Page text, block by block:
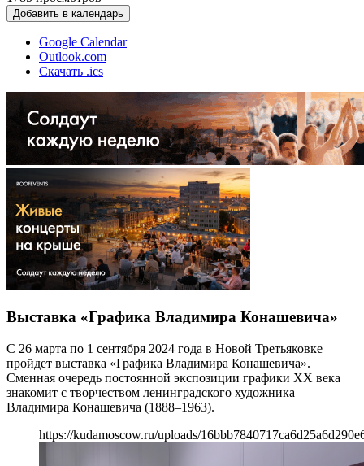
Добавить в календарь
Google Calendar
Outlook.com
Скачать .ics
Выставка «Графика Владимира Конашевича»
С 26 марта по 1 сентября 2024 года в Новой Третьяковке
пройдет выставка «Графика Владимира Конашевича».
Сменная очередь постоянной экспозиции графики ХХ века
знакомит с творчеством ленинградского художника
Владимира Конашевича (1888–1963).
https://kudamoscow.ru/uploads/